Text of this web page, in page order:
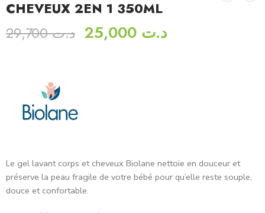
CHEVEUX 2EN 1 350ML
د.ت29,700 د.ت
Le gel lavant corps et cheveux Biolane nettoie en douceur et
préserve la peau fragile de votre bébé pour qu’elle reste souple,
douce et confortable.